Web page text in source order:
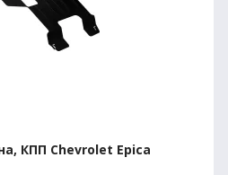
КПП Chevrolet Epica